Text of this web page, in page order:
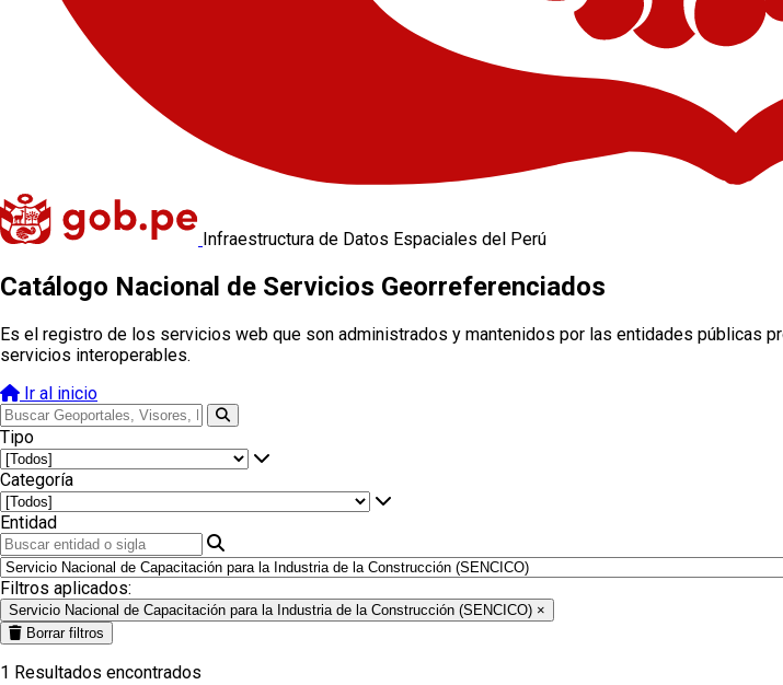
Infraestructura de Datos Espaciales del Perú
Catálogo Nacional de Servicios Georreferenciados
Es el registro de los servicios web que son administrados y mantenidos por las entidades públicas
servicios interoperables.
Ir al inicio
Tipo
Categoría
Entidad
Filtros aplicados:
Servicio Nacional de Capacitación para la Industria de la Construcción (SENCICO) ×
Borrar filtros
1 Resultados encontrados